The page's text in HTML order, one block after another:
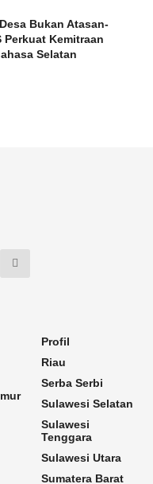
Bukan Atasan-
Perkuat Kemitraan
Selatan
Profil
Riau
Serba Serbi
Sulawesi Selatan
Sulawesi
Tenggara
Sulawesi Utara
Sumatera Barat